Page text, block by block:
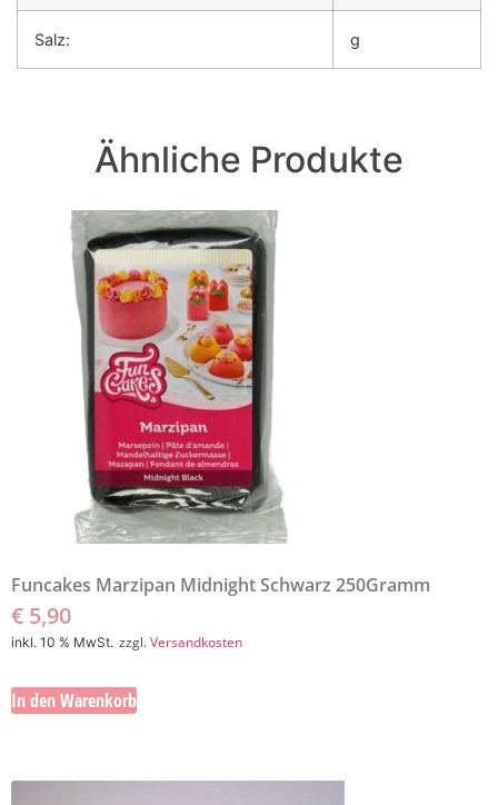
Salz: g
Ähnliche Produkte
Funcakes Marzipan Midnight Schwarz 250Gramm
€ 5,90
inkl. 10 % MwSt. zzgl.Versandkosten
In den Warenkorb